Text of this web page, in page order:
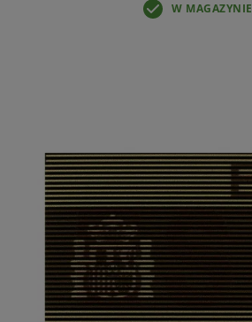
W MAGAZYNIE